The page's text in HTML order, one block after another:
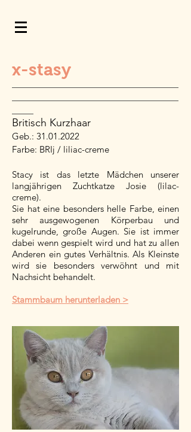
x-stasy
_______________________________
Britisch Kurzhaar
Geb.: 31.01.2022
Farbe: BRIj / liliac-creme
Stacy ist das letzte Mädchen unserer
langjährigen Zuchtkatze Josie (lilac-
creme).
Sie hat eine besonders helle Farbe, einen
sehr ausgewogenen Körperbau und
kugelrunde, große Augen. Sie ist immer
dabei wenn gespielt wird und hat zu allen
Anderen ein gutes Verhältnis. Als Kleinste
wird sie besonders verwöhnt und mit
Nachsicht behandelt.
Stammbaum herunterladen >